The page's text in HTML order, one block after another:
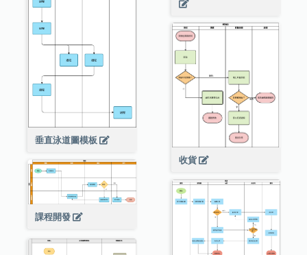
垂直泳道圖模板
收貨
課程開發